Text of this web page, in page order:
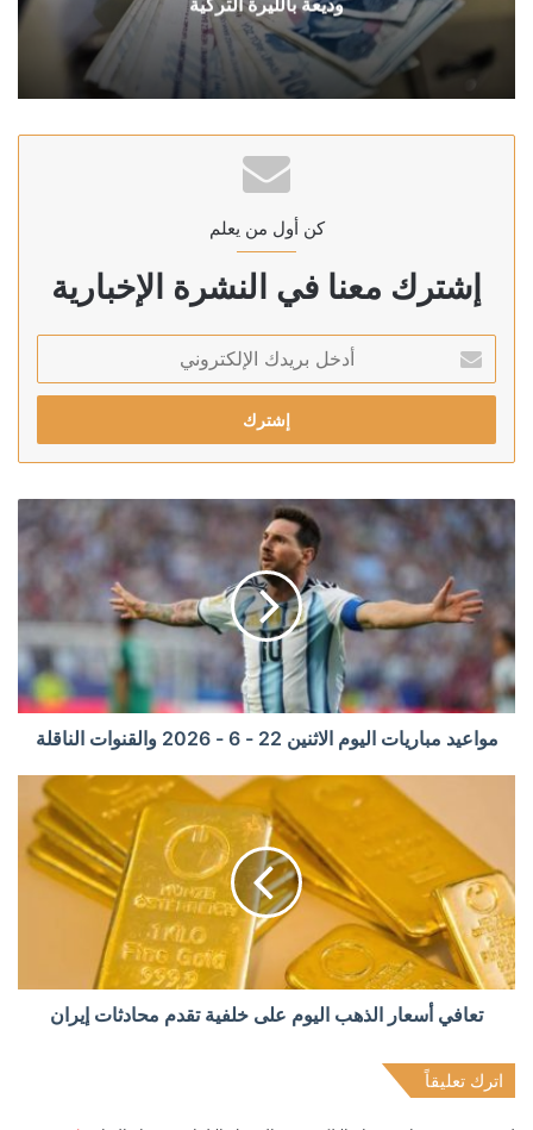
كن أول من يعلم
إشترك معنا في النشرة الإخبارية
بريدك
الإلكتروني
مواعيد مباريات اليوم الاثنين 22 - 6 - 2026 والقنوات الناقلة
تعافي أسعار الذهب اليوم على خلفية تقدم محادثات إيران
اترك تعليقاً